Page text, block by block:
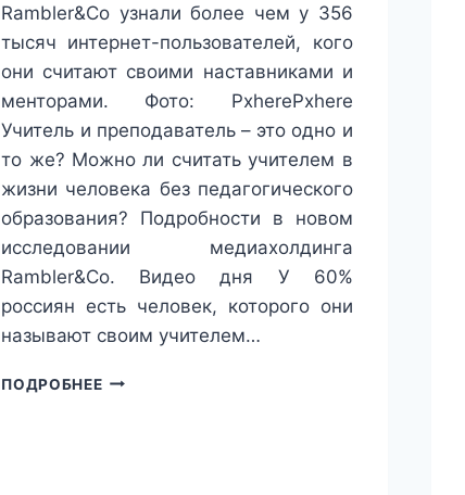
Rambler&Co узнали более чем у 356
тысяч интернет-пользователей, кого
они считают своими наставниками и
менторами. Фото: PxherePxhere
Учитель и преподаватель – это одно и
то же? Можно ли считать учителем в
жизни человека без педагогического
образования? Подробности в новом
исследовании медиахолдинга
Rambler&Co. Видео дня У 60%
россиян есть человек, которого они
называют своим учителем…
ПОДРОБНЕЕПОДРОБНОСТИ